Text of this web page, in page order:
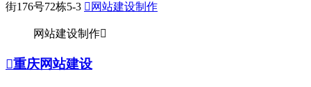
街176号72栋5-3  网站建设制作
网站建设制作
重庆网站建设